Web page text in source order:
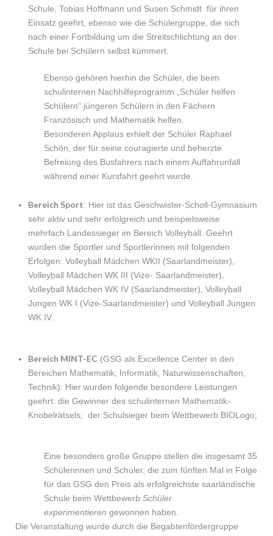
Schule, Tobias Hoffmann und Susen Schmidt für ihren
Einsatz geehrt, ebenso wie die Schülergruppe, die sich
nach einer Fortbildung um die Streitschlichtung an der
Schule bei Schülern selbst kümmert.
Ebenso gehören hierhin die Schüler, die beim
schulinternen Nachhilfeprogramm „Schüler helfen
Schülern“ jüngeren Schülern in den Fächern
Französisch und Mathematik helfen.
Besonderen Applaus erhielt der Schüler Raphael
Schön, der für seine couragierte und beherzte
Befreiung des Busfahrers nach einem Auffahrunfall
während einer Kursfahrt geehrt wurde.
Bereich Sport: Hier ist das Geschwister-Scholl-Gymnasium
sehr aktiv und sehr erfolgreich und beispielsweise
mehrfach Landessieger im Bereich Volleyball. Geehrt
wurden die Sportler und Sportlerinnen mit folgenden
Erfolgen: Volleyball Mädchen WKII (Saarlandmeister),
Volleyball Mädchen WK III (Vize- Saarlandmeister),
Volleyball Mädchen WK IV (Saarlandmeister), Volleyball
Jungen WK I (Vize-Saarlandmeister) und Volleyball Jungen
WK IV.
Bereich MINT-EC (GSG als Excellence Center in den
Bereichen Mathematik, Informatik, Naturwissenschaften,
Technik): Hier wurden folgende besondere Leistungen
geehrt: die Gewinner des schulinternen Mathematik-
Knobelrätsels; der Schulsieger beim Wettbewerb BIOLogo;
Eine besonders große Gruppe stellen die insgesamt 35
Schülerinnen und Schüler, die zum fünften Mal in Folge
für das GSG den Preis als erfolgreichste saarländische
Schule beim WettbewerbSchüler
experimentieren gewonnen haben.
Die Veranstaltung wurde durch die Begabtenfördergruppe